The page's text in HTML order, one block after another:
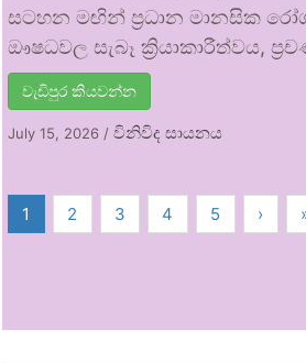
සටහන මඟින් ප්‍රධාන මානසික
ඖෂධවල සැබෑ ක්‍රියාකාරීත්වය,
වැඩිපුර කියවන්න
July 15, 2026 /විනිවිද සායනය
1 2 3 4 5 ›